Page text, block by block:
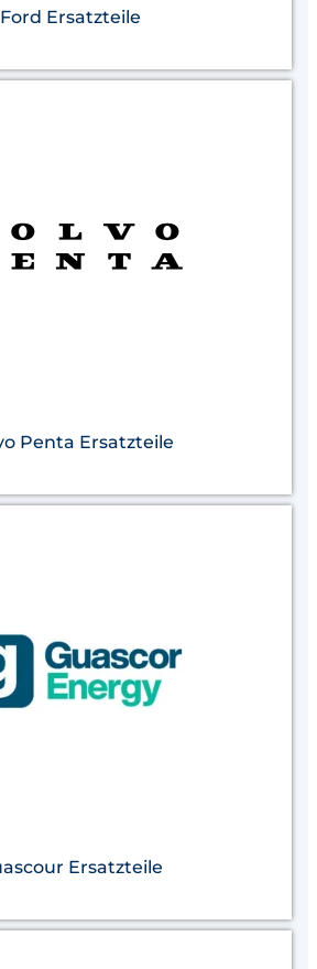
Ford Ersatzteile
Penta Ersatzteile
Ersatzteile